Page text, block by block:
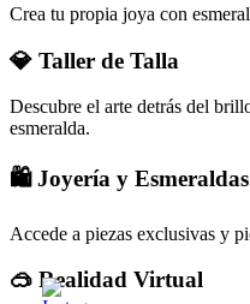
Crea tu propia joya con
💎 Taller de Talla
Descubre el arte detrás del
esmeralda.
🛍️ Joyería y
Accede a piezas exclusivas y
🥽 Realidad Virtual